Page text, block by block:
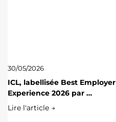
30/05/2026
ICL, labellisée Best Employer
Experience 2026 par …
Lire l'article →